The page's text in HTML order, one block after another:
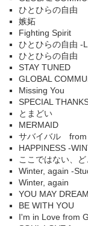
ひとひらの自由
嫉妬
Fighting Spirit
ひとひらの自由 -
ひとひらの自由
STAY TUNED
GLOBAL
Missing You
SPECIAL
とまどい
MERMAID
サバイバル from
HAPPINESS -
ここではない、
Winter, again -
Winter, again
YOU MAY
BE WITH YOU
I'm in Love from